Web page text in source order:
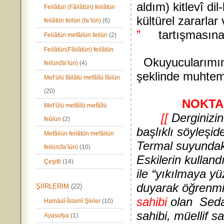
Feilâtün (Fâilâtün) feilâtün
feilâtün feilün (fa’lün) (6)
Feilâtün mefâilün feilün (2)
Feilâtün(Fâilâtün) feilâtün
feilün(fa’lün) (4)
Mef’ùlü fâilâtü mefâîlü fâilün
(20)
Mef’ûlü mefâîlü mefâîlü
feûlün (2)
Mefâilün feilâtün mefâilün
feilün(fa’lün) (10)
Çeşitli (14)
ŞİİRLERİM (22)
Hamâsî-Îslamî Şiirler (10)
Ayasofya (1)
aldım) kitlevî
kültürel
”
şeklinde
NOKTA
[[
başlıklı
Termal
Eskilerin
ile “yıkılmaya
duyarak
sahibiolan
sahibi, müellif